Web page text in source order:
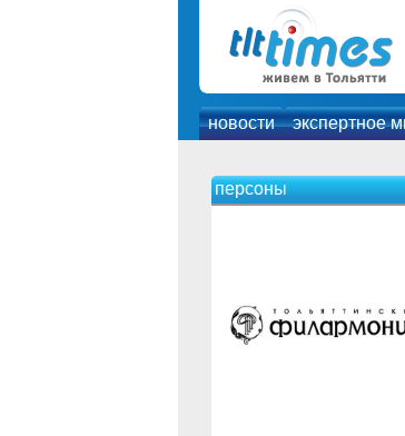
новости экспертное
персоны